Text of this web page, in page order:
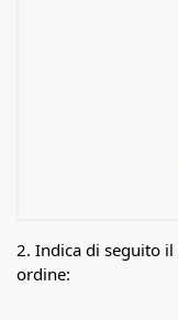
2. Indica di seguito il
ordine: